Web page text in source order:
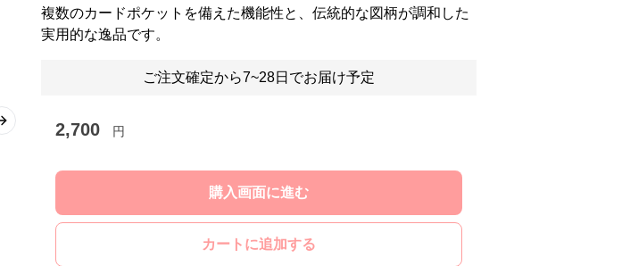
Next slide
複数のカードポケットを備えた機能性と、伝統的な図柄が調和した
実用的な逸品です。
ご注文確定から7~28日でお届け予定
2,700 円
購入画面に進む
カートに追加する